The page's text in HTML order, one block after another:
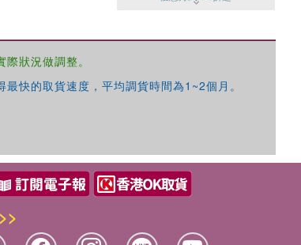
狀況做調整。
快的取貨速度，平均調貨時間為1~2個月。